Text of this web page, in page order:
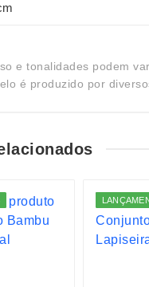
e tonalidades podem
é produzido por